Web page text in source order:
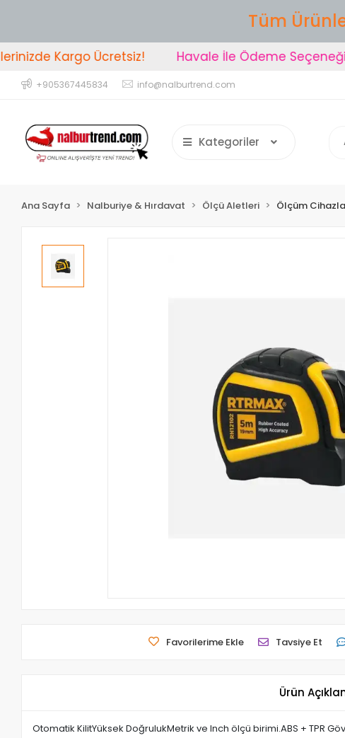
Tüm
Kargo Ücretsiz! Havale İle Ödeme
+905367445834 info@nalburtrend.com
Kategoriler
Ana Sayfa Nalburiye & Hırdavat Ölçü Aletleri Ölçüm
Favorilerime Ekle Tavsiye Et
Ürün
Otomatik KilitYüksek DoğrulukMetrik ve Inch ölçü birimi.ABS + TPR